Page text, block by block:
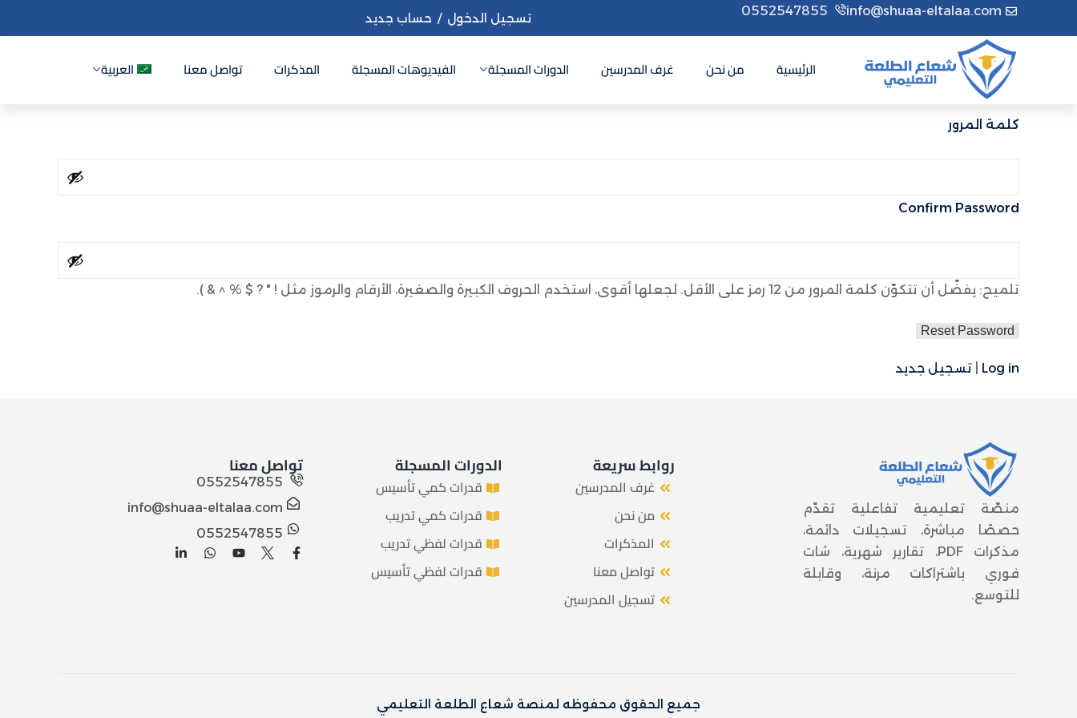
info@shuaa-eltalaa.com
0552547855 تسجيل الدخول / حساب جديد
الرئيسية من نحن غرف المدرسين الدورات المسجلة الفيديوهات المسجلة المذكرات تواصل معنا العربية
كلمة المرور
Confirm Password
تلميح: يفضّل أن تتكوّن كلمة المرور من 12 رمز على الأقل. لجعلها أقوى، استخدم الحروف الكبيرة والصغيرة، الأرقام والرموز مثل ! " ? $ % ^ & ).
Log in تسجيل جديد
منصّة تعليمية تفاعلية تقدّم
حصصًا مباشرة، تسجيلات دائمة،
مذكرات PDF، تقارير شهرية، شات
فوري باشتراكات مرنة، وقابلة
للتوسع.
روابط سريعة
غرف المدرسين
من نحن
المذكرات
تواصل معنا
تسجيل المدرسين
الدورات المسجلة
قدرات كمي تأسيس
قدرات كمي تدريب
قدرات لفظي تدريب
قدرات لفظي تأسيس
تواصل معنا
0552547855
info@shuaa-eltalaa.com
0552547855
جميع الحقوق محفوظه لمنصة شعاع الطلعة التعليمي